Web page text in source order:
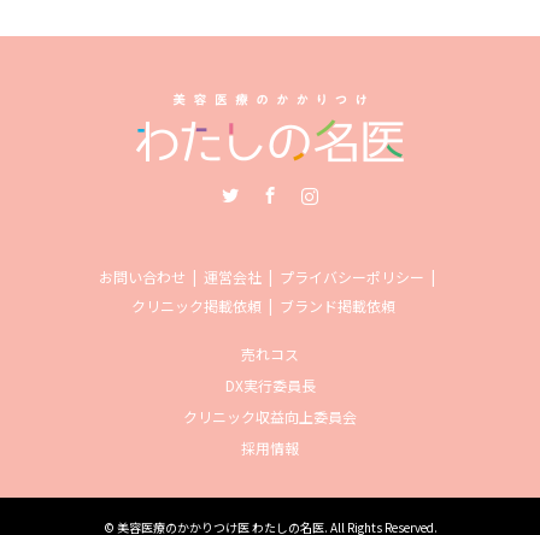
お問い合わせ 運営会社
プライバシーポリシー
クリニック掲載依頼
ブランド掲載依頼
売れコス
DX実行委員長
クリニック収益向上委員会
採用情報
© 美容医療のかかりつけ医 わたしの名医. All Rights Reserved.